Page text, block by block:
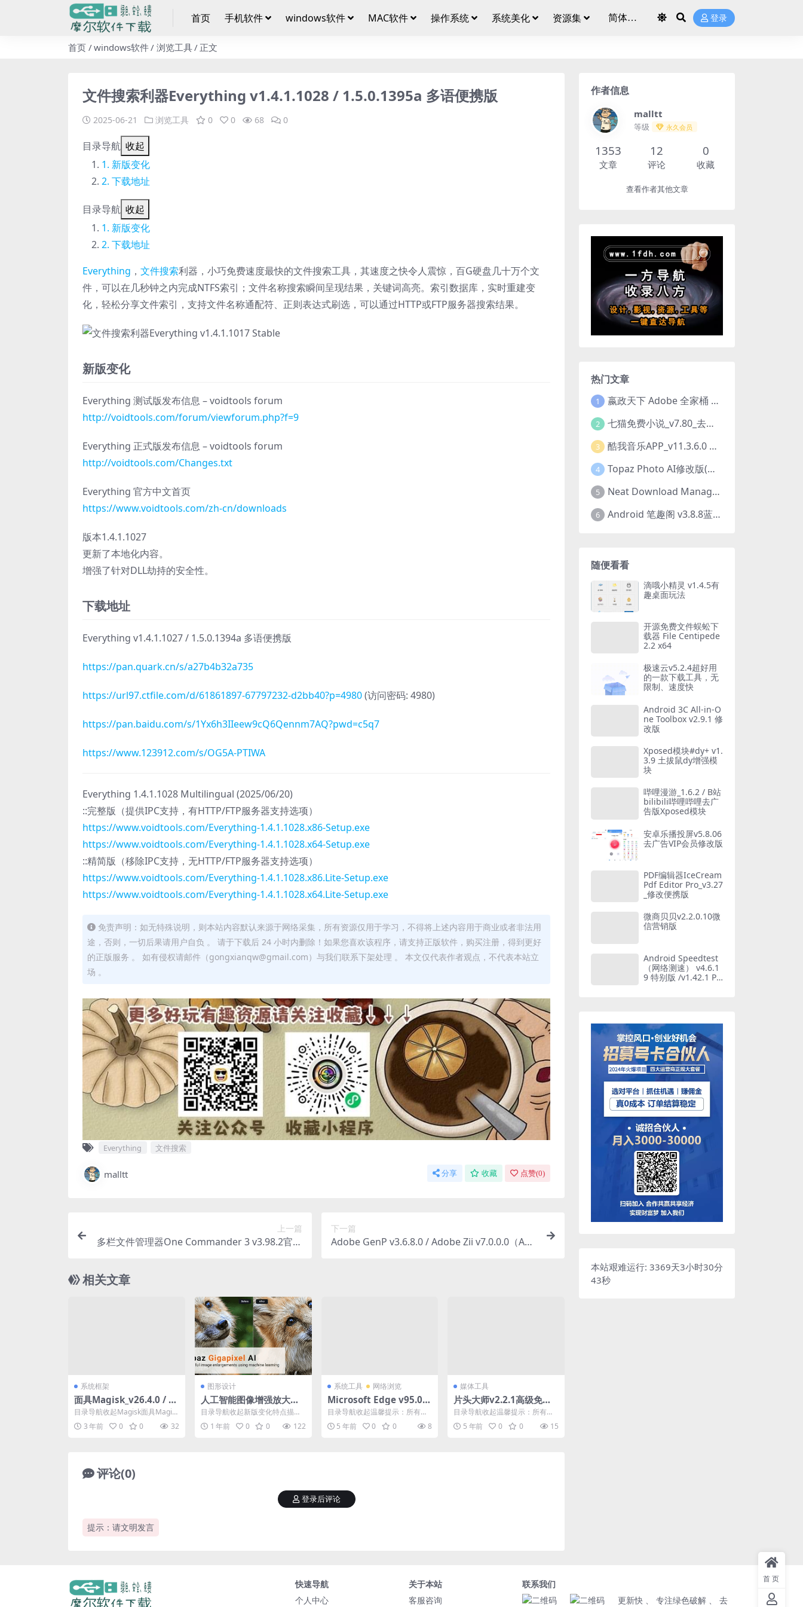
首页 手机软件 windows软件 MAC软件 操作系统 系统美化 资源集 登录
首页 windows软件 浏览工具 正文
文件搜索利器Everything v1.4.1.1028 / 1.5.0.1395a 多语便携版
2025-06-21 浏览工具 0 0 68 0
目录导航 收起
新版变化
下载地址
目录导航 收起
新版变化
下载地址
Everything ， 文件搜索利器，小巧免费速度最快的文件搜索工具，其速度之快令人震惊，百G硬盘几十万个文
件，可以在几秒钟之内完成NTFS索引；文件名称搜索瞬间呈现结果，关键词高亮。索引数据库，实时重建变
化，轻松分享文件索引，支持文件名称通配符、正则表达式刷选，可以通过HTTP或FTP服务器搜索结果。
新版变化
Everything 测试版发布信息 – voidtools forum
http://voidtools.com/forum/viewforum.php?f=9
Everything 正式版发布信息 – voidtools forum
http://voidtools.com/Changes.txt
Everything 官方中文首页
https://www.voidtools.com/zh-cn/downloads
版本1.4.1.1027
更新了本地化内容。
增强了针对DLL劫持的安全性。
下载地址
Everything v1.4.1.1027 / 1.5.0.1394a 多语便携版
https://pan.quark.cn/s/a27b4b32a735
https://url97.ctfile.com/d/61861897-67797232-d2bb40?p=4980(访问密码: 4980)
https://pan.baidu.com/s/1Yx6h3IIeew9cQ6Qennm7AQ?pwd=c5q7
https://www.123912.com/s/OG5A-PTIWA
Everything 1.4.1.1028 Multilingual (2025/06/20)
::完整版（提供IPC支持，有HTTP/FTP服务器支持选项）
https://www.voidtools.com/Everything-1.4.1.1028.x86-Setup.exe
https://www.voidtools.com/Everything-1.4.1.1028.x64-Setup.exe
::精简版（移除IPC支持，无HTTP/FTP服务器支持选项）
https://www.voidtools.com/Everything-1.4.1.1028.x86.Lite-Setup.exe
https://www.voidtools.com/Everything-1.4.1.1028.x64.Lite-Setup.exe
免责声明：如无特殊说明，则本站内容默认来源于网络采集，所有资源仅用于学习，不得将上述内容用于商业或者非法用
途，否则，一切后果请用户自负 。 请于下载后 24 小时内删除！如果您喜欢该程序，请支持正版软件，购买注册，得到更好
的正版服务 。 如有侵权请邮件（gongxianqw@gmail.com）与我们联系下架处理 。 本文仅代表作者观点，不代表本站立
场 。
Everything 文件搜索
malltt 分享 收藏 点赞(0)
上一篇
多栏文件管理器One Commander 3 v3.98.2官方
下一篇
Adobe GenP v3.6.8.0 / Adobe Zii v7.0.0.0（Ado
相关文章
系统框架
面具Magisk_v26.4.0 / M
agisk Manager_v8.0.7
目录导航收起Magisk面具Magis
k安装教程新版变化下载地址目录
导航收起Ma...
3 年前 0 0 32
图形设计
人工智能图像增强放大软
件Topaz Gigapixel AI_v
8.4.2 / v5.8.0 绿色便携版
目录导航收起新版变化特点描述
运行要求注意事项下载地址目录
导航收起新版变化特点描述...
1 年前 0 0 122
系统工具 网络浏览
Microsoft Edge v95.0.1
020.48增强安卓版
目录导航收起温馨提示：所有软
件均来自互联网，部分含有弹窗
加群广告，请直接跳过，以...
5 年前 0 0 8
媒体工具
片头大师v2.2.1高级免费
版
目录导航收起温馨提示：所有软
件均来自互联网，部分含有弹窗
加群广告，请直接跳过，以...
5 年前 0 0 15
评论(0)
提示：请文明发言
登录后评论
作者信息
malltt
等级 永久会员
1353
文章
12
评论
0
收藏
查看作者其他文章
热门文章
1 嬴政天下 Adobe 全家桶 2020.2021.2022.2023.2024.2025大师版（2025年08月版 ）
2 七猫免费小说_v7.80_去除广告解锁VIP会员版
3 酷我音乐APP_v11.3.6.0 去广告修改豪华VIP版
4 Topaz Photo AI修改版(图片降噪软件) v4.0.3
5 Neat Download Manager 1.4.10中文版NDM下载器简称NDM
6 Android 笔趣阁 v3.8.8蓝色/1.0.6 /2.7.7去广告完美版
随便看看
滴哦小精灵 v1.4.5有
趣桌面玩法
开源免费文件蜈蚣下
载器 File Centipede
2.2 x64
极速云v5.2.4超好用
的一款下载工具，无
限制、速度快
Android 3C All-in-O
ne Toolbox v2.9.1 修
改版
Xposed模块#dy+ v1.
3.9 土拔鼠dy增强模
块
哔哩漫游_1.6.2 / B站
bilibili哔哩哔哩去广
告版Xposed模块
安卓乐播投屏v5.8.06
去广告VIP会员修改版
PDF编辑器IceCream
Pdf Editor Pro_v3.27
_修改便携版
微商贝贝v2.2.0.10微
信营销版
Android Speedtest
（网络测速） v4.6.1
9 特别版 /v1.42.1 Pr
本站艰难运行: 3369天3小时30分
44秒
快速导航
个人中心
关于本站
客服咨询
联系我们
更新快 、 专注绿色破解 、 去
首页